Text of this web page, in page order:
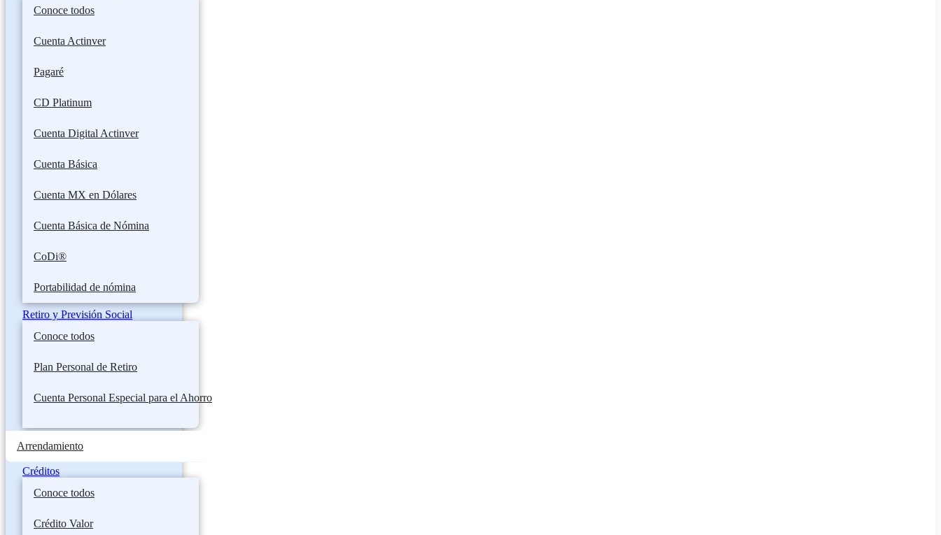
Conoce todos
Cuenta Actinver
Pagaré
CD Platinum
Cuenta Digital Actinver
Cuenta Básica
Cuenta MX en Dólares
Cuenta Básica de Nómina
CoDi®
Portabilidad de nómina
Retiro y Previsión Social
Conoce todos
Plan Personal de Retiro
Cuenta Personal Especial para el Ahorro
Arrendamiento
Créditos
Conoce todos
Crédito Valor